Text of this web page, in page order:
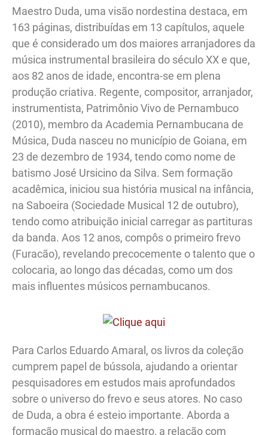
Maestro Duda, uma visão nordestina destaca, em
163 páginas, distribuídas em 13 capítulos, aquele
que é considerado um dos maiores arranjadores da
música instrumental brasileira do século XX e que,
aos 82 anos de idade, encontra-se em plena
produção criativa. Regente, compositor, arranjador,
instrumentista, Patrimônio Vivo de Pernambuco
(2010), membro da Academia Pernambucana de
Música, Duda nasceu no município de Goiana, em
23 de dezembro de 1934, tendo como nome de
batismo José Ursicino da Silva. Sem formação
acadêmica, iniciou sua história musical na infância,
na Saboeira (Sociedade Musical 12 de outubro),
tendo como atribuição inicial carregar as partituras
da banda. Aos 12 anos, compôs o primeiro frevo
(Furacão), revelando precocemente o talento que o
colocaria, ao longo das décadas, como um dos
mais influentes músicos pernambucanos.
Para Carlos Eduardo Amaral, os livros da coleção
cumprem papel de bússola, ajudando a orientar
pesquisadores em estudos mais aprofundados
sobre o universo do frevo e seus atores. No caso
de Duda, a obra é esteio importante. Aborda a
formação musical do maestro, a relação com